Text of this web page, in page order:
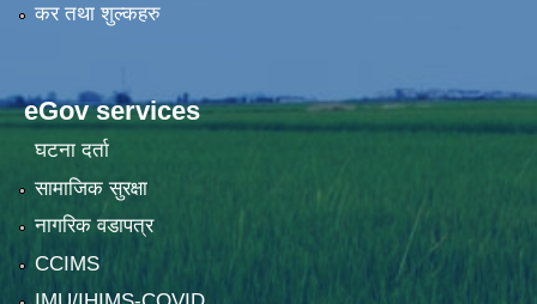
कर तथा शुल्कहरु
eGov services
घटना दर्ता
सामाजिक सुरक्षा
नागरिक वडापत्र
CCIMS